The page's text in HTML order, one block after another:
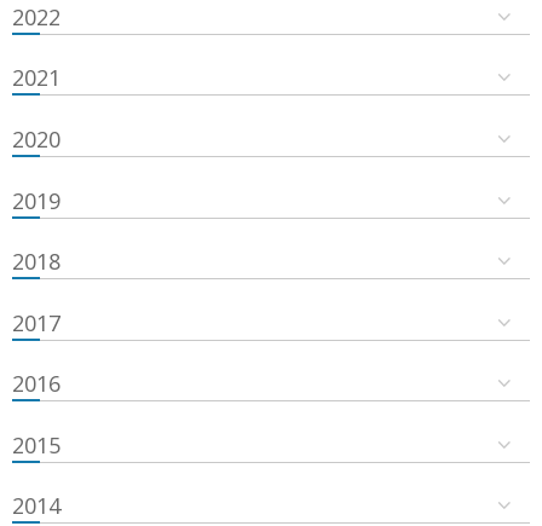
2022
2021
2020
2019
2018
2017
2016
2015
2014